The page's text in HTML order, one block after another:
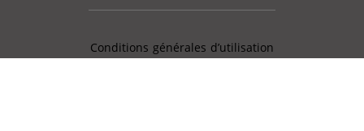
Conditions générales d’utilisation